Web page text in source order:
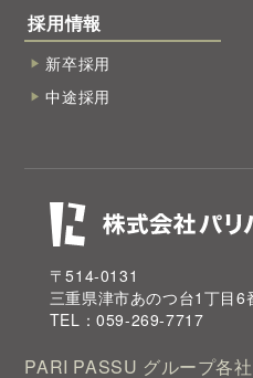
採用情報
新卒採用
中途採用
〒514-0131
三重県津市あのつ台1丁目6
TEL：059-269-7717
PARI PASSU グループ各社